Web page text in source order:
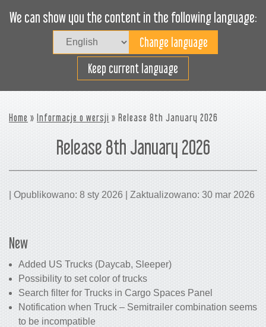
We can show you the content in the following language:
Keep current language
Załaduj sprawnie
Home » Informacje o wersji » Release 8th January 2026
Release 8th January 2026
| Opublikowano: 8 sty 2026 | Zaktualizowano: 30 mar 2026
New
Added US Trucks (Daycab, Sleeper)
Possibility to set color of trucks
Search filter for Trucks in Cargo Spaces Panel
Notification when Truck – Semitrailer combination seems
to be incompatible